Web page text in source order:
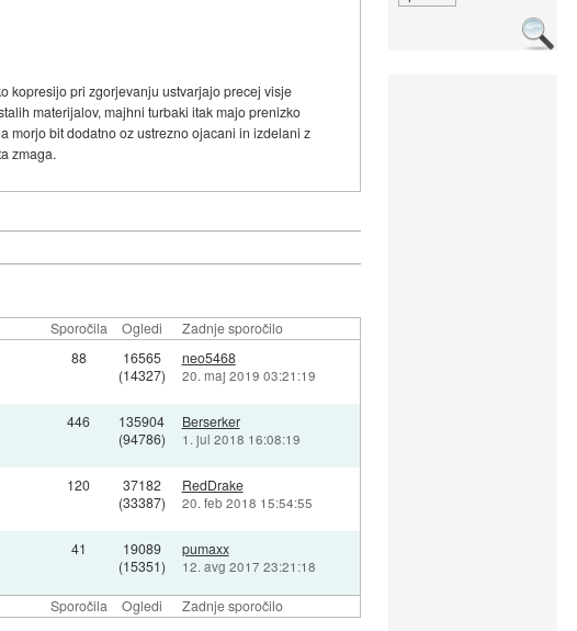
kopresijo pri zgorjevanju ustvarjajo precej visje
materijalov, majhni turbaki itak majo prenizko
morjo bit dodatno oz ustrezno ojacani in izdelani z
zmaga.
Sporočila Ogledi Zadnje sporočilo
Sporočila Ogledi Zadnje sporočilo
88
16565
(14327)
neo5468
20. maj 2019 03:21:19
446
135904
(94786)
Berserker
1. jul 2018 16:08:19
120
37182
(33387)
RedDrake
20. feb 2018 15:54:55
41
19089
(15351)
pumaxx
12. avg 2017 23:21:18